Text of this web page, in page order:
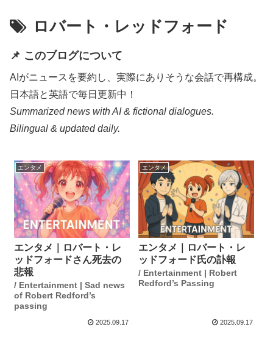
ロバート・レッドフォード
📌 このブログについて
AIがニュースを要約し、実際にありそうな会話で再構成。
日本語と英語で毎日更新中！
Summarized news with AI & fictional dialogues.
Bilingual & updated daily.
エンタメ
エンタメ｜ロバート・レ
ッドフォードさん死去の
悲報
/ Entertainment | Sad news
of Robert Redford’s
passing
2025.09.17
エンタメ
エンタメ｜ロバート・レ
ッドフォード氏の訃報
/ Entertainment | Robert
Redford’s Passing
2025.09.17